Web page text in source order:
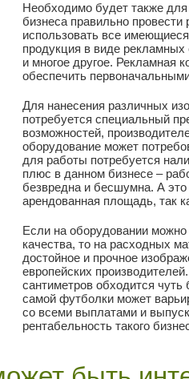
Необходимо будет также для
бизнеса правильно
использовать все
продукция в виде
и многое другое. Рекламная
обеспечить
Для нанесения различных
потребуется специальный
возможностей,
оборудование может
для работы потребуется
плюс в данном бизнесе –
безвредна и бесшумна. А это
арендованная площадь, так
Если на оборудовании
качества, то на расходных
достойное и прочное
европейских
сантиметров обходится чуть
самой футболки может
со всеми выплатами и
рентабельность такого